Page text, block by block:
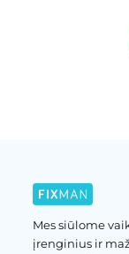
Mes siūlome
įrenginius ir